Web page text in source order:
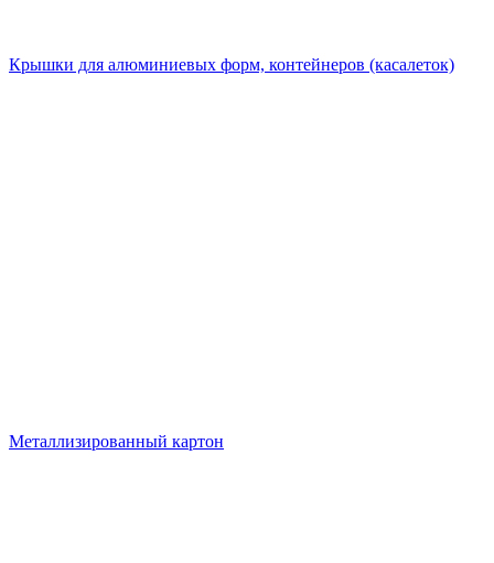
Крышки для алюминиевых форм, контейнеров (касалеток)
Металлизированный картон